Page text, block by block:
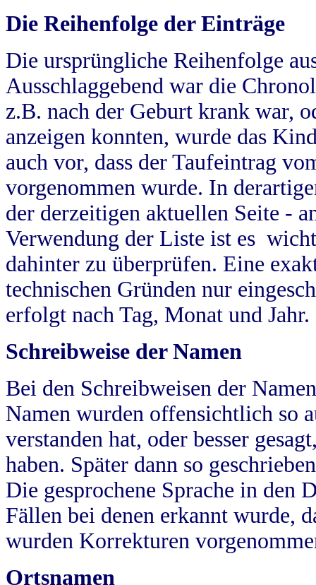
Die Reihenfolge der Einträge
Die ursprüngliche Reihenfolge
Ausschlaggebend war die
z.B. nach der Geburt krank war,
anzeigen konnten, wurde das
auch vor, dass der Taufeintrag
vorgenommen wurde. In
der derzeitigen aktuellen Seite -
Verwendung der Liste ist es
dahinter zu überprüfen. Eine
technischen Gründen nur
erfolgt nach Tag, Monat und Jahr.
Schreibweise der Namen
Bei den Schreibweisen der
Namen wurden offensichtlich so
verstanden hat, oder besser
haben. Später dann so
Die gesprochene Sprache in
Fällen bei denen erkannt wurde,
wurden Korrekturen
Ortsnamen